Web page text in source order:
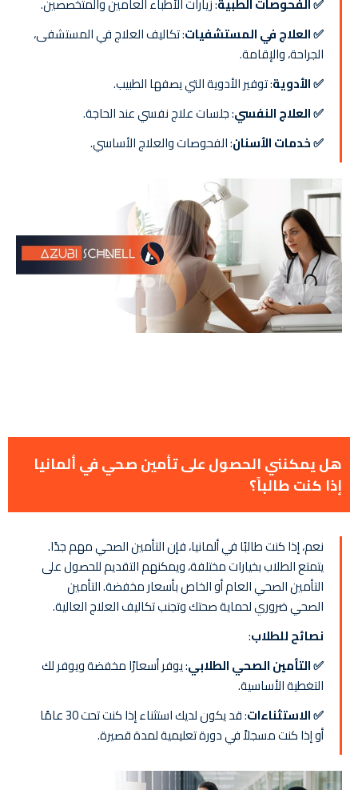
✅ العلاج في المستشفيات: تكاليف العلاج في المستشفى،
الجراحة، والإقامة.
✅ الأدوية: توفير الأدوية التي يصفها الطبيب.
✅ العلاج النفسي: جلسات علاج نفسي عند الحاجة.
✅ خدمات الأسنان: الفحوصات والعلاج الأساسي.
هل يمكنني الحصول على تأمين صحي في ألمانيا
إذا كنت طالباً؟
نعم، إذا كنت طالبًا في ألمانيا، فإن التأمين الصحي مهم جدًا.
يتمتع الطلاب بخيارات مختلفة، ويمكنهم التقديم للحصول على
التأمين الصحي العام أو الخاص بأسعار مخفضة. التأمين
الصحي ضروري لحماية صحتك وتجنب تكاليف العلاج العالية.
نصائح للطلاب:
✅ التأمين الصحي الطلابي: يوفر أسعارًا مخفضة ويوفر لك
التغطية الأساسية.
✅ الاستثناءات
: قد يكون لديك استثناء إذا كنت تحت 30 عامًا
أو إذا كنت مسجلاً في دورة تعليمية لمدة قصيرة.